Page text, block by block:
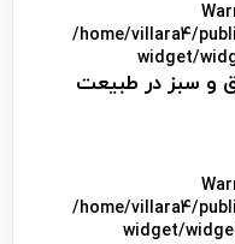
/home/villara4/
widget/
و سبز در طبیعت
/home/villara4/
widget/